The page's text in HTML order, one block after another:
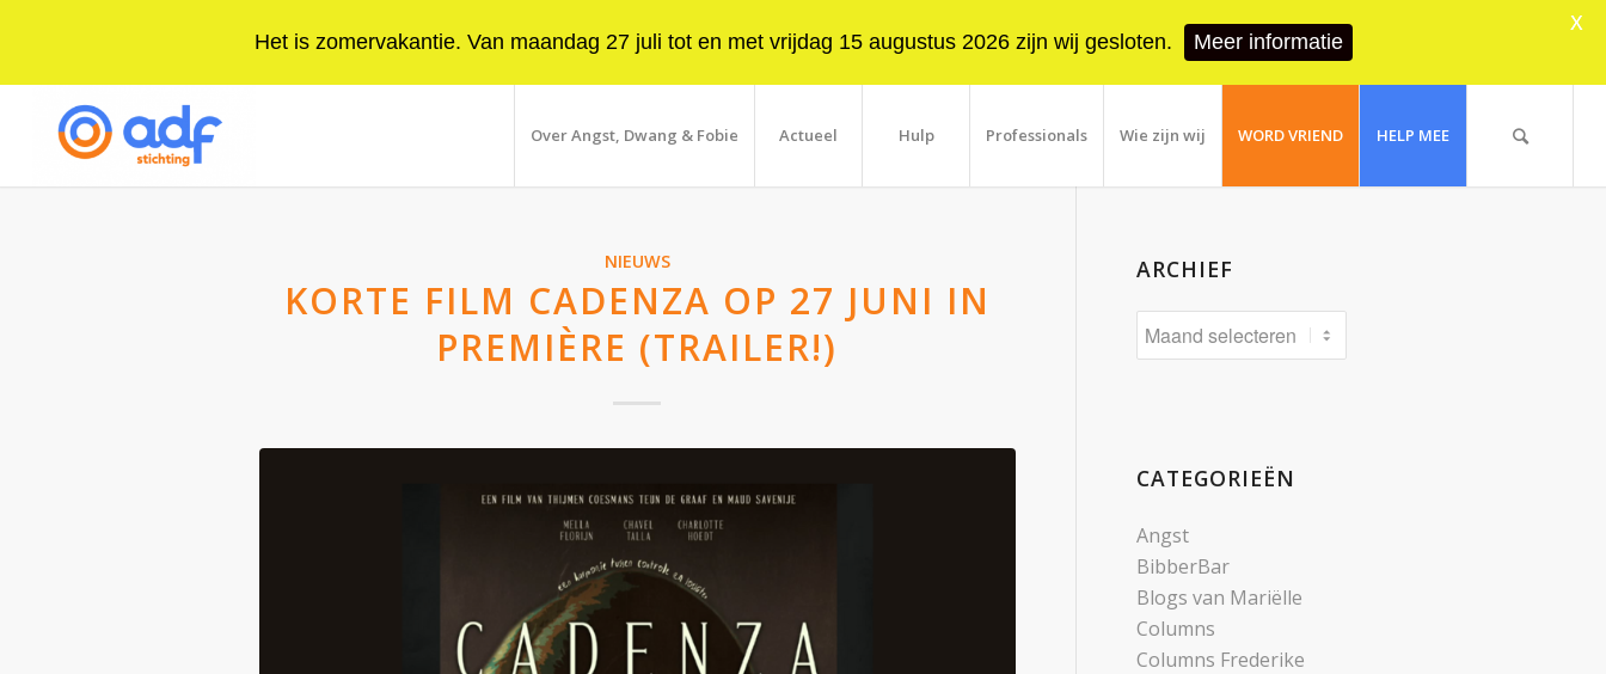
Over Angst, Dwang & Fobie Actueel Hulp Professionals Wie zijn wij WORD VRIEND HELP MEE
NIEUWS
KORTE FILM CADENZA OP 27 JUNI IN
PREMIÈRE (TRAILER!)
ARCHIEF
CATEGORIEËN
Angst
BibberBar
Blogs van Mariëlle
Columns
Columns Frederike
Het is zomervakantie. Van maandag 27 juli tot en met vrijdag 15 augustus 2026 zijn wij gesloten. Meer informatie
X